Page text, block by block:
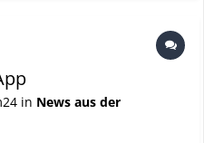
in News aus der